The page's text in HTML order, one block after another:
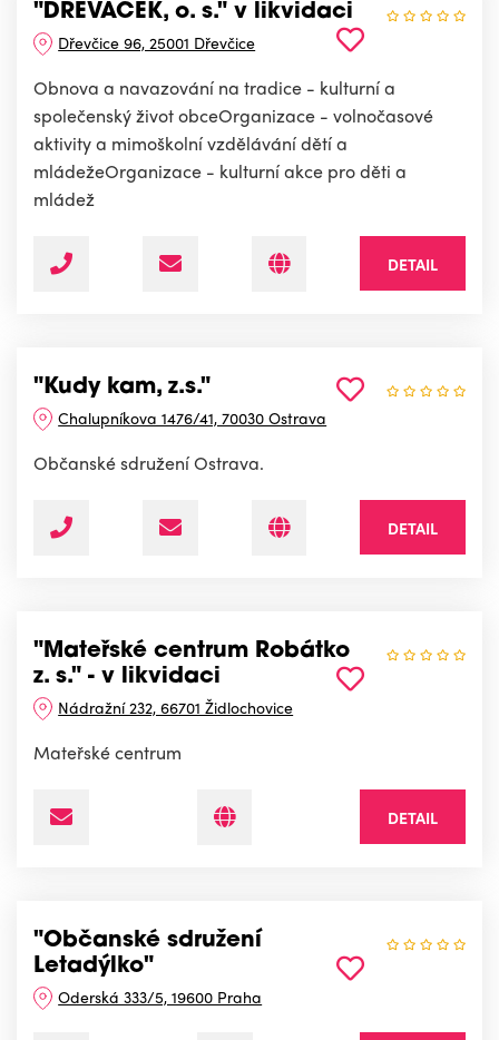
"DŘEVÁČEK, o. s." v likvidaci
Dřevčice 96, 25001 Dřevčice
Obnova a navazování na tradice - kulturní a
společenský život obceOrganizace - volnočasové
aktivity a mimoškolní vzdělávání dětí a
mládežeOrganizace - kulturní akce pro děti a
mládež
DETAIL
"Kudy kam, z.s."
Chalupníkova 1476/41, 70030 Ostrava
Občanské sdružení Ostrava.
DETAIL
"Mateřské centrum Robátko
z. s." - v likvidaci
Nádražní 232, 66701 Židlochovice
Mateřské centrum
DETAIL
"Občanské sdružení
Letadýlko"
Oderská 333/5, 19600 Praha